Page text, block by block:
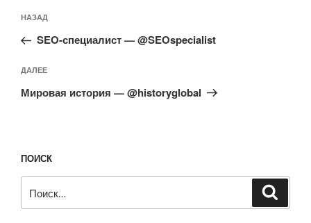
по
записям
Предыдущая
запись:
НАЗАД
SEO-специалист — @SEOspecialist
Следующая
запись
ДАЛЕЕ
Мировая история — @historyglobal
ПОИСК